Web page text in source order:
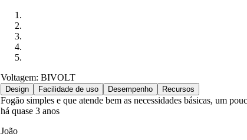
Voltagem: BIVOLT
Design Facilidade de uso Desempenho Recursos
Fogão simples e que atende bem as necessidades básicas, um
há quase 3 anos
João